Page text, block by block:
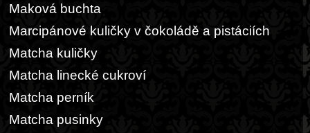
Maková buchta
Marcipánové kuličky v čokoládě a pistáciích
Matcha kuličky
Matcha linecké cukroví
Matcha perník
Matcha pusinky